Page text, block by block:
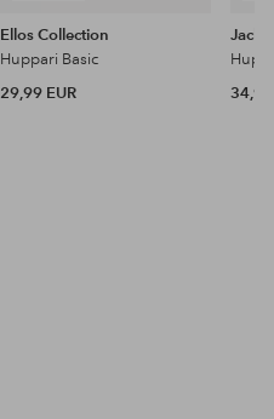
Ellos Collection
Huppari Basic
29,99 EUR
Jack
34,99